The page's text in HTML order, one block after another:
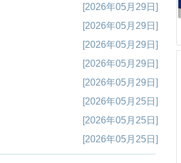
[2026年05月29日]
[2026年05月29日]
[2026年05月29日]
[2026年05月29日]
[2026年05月29日]
[2026年05月25日]
[2026年05月25日]
[2026年05月25日]